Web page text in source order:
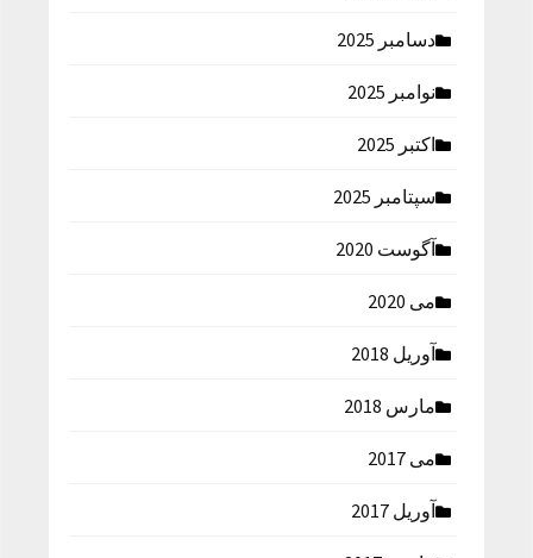
دسامبر 2025
نوامبر 2025
اکتبر 2025
سپتامبر 2025
آگوست 2020
می 2020
آوریل 2018
مارس 2018
می 2017
آوریل 2017